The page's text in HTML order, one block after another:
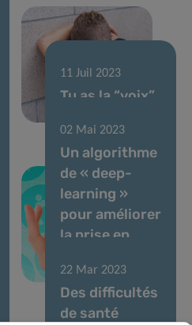
11 Juil 2023
Tu as la “voix”
02 Mai 2023
Un algorithme
de « deep-
learning »
pour améliorer
la prise en
diabète
22 Mar 2023
Des difficultés
de santé